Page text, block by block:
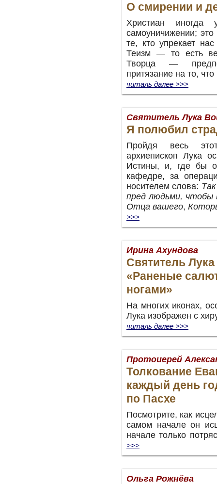
О смирении и
Христиан иногда
самоуничижении;
те, кто упрекает
Теизм — то есть
Творца —
притязание на то,
читаль далее >>>
Святитель Лука
Я полюбил
Пройдя весь
архиепископ Лука
Истины, и, где бы
кафедре, за
носителем слова:
пред людьми, чтобы
Отца вашего,
>>>
Ирина Ахундова
Святитель
«Раненые
ногами»
На многих иконах,
Лука изображен с
читаль далее >>>
Протоиерей
Толкование
каждый день
по Пасхе
Посмотрите, как
самом начале он
начале только
>>>
Ольга Рожнёва